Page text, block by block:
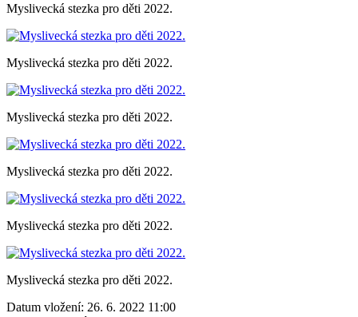
Myslivecká stezka pro děti 2022.
Myslivecká stezka pro děti 2022.
Myslivecká stezka pro děti 2022.
Myslivecká stezka pro děti 2022.
Myslivecká stezka pro děti 2022.
Myslivecká stezka pro děti 2022.
Datum vložení: 26. 6. 2022 11:00